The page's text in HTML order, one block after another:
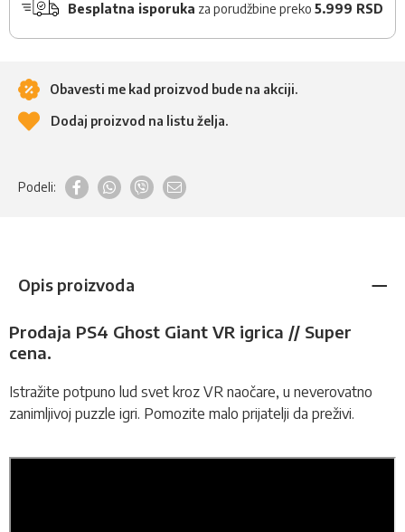
Besplatna isporuka za porudžbine preko 5.999 RSD
Obavesti me kad proizvod bude na akciji.
Dodaj proizvod na listu želja.
Podeli:
Opis proizvoda
Prodaja PS4 Ghost Giant VR igrica // Super
cena.
Istražite potpuno lud svet kroz VR naočare, u neverovatno
zanimljivoj puzzle igri. Pomozite malo prijatelji da preživi.